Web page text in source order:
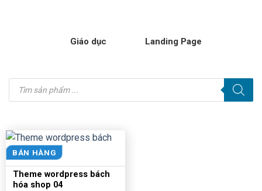
Giáo dục Landing Page
Tìm
kiếm
sản
BÁN HÀNG
Theme wordpress bách
hóa shop 04